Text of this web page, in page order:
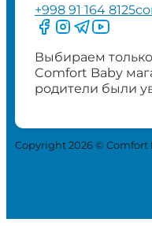
+998 91 164 8125
Следите за нами
Следите за
Следите за
Следите
Выбираем
Comfort Baby
родители были
Copyright 2026 © Comfort